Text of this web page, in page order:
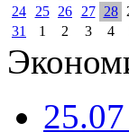
24
25 26 27 28
31
1 2 3 4